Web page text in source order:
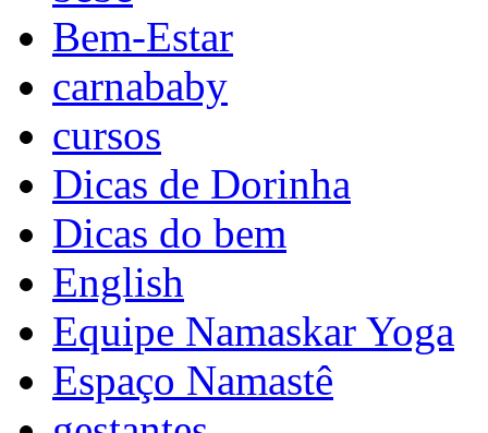
Bem-Estar
carnababy
cursos
Dicas de Dorinha
Dicas do bem
English
Equipe Namaskar Yoga
Espaço Namastê